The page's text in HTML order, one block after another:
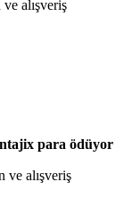
alışveriş
para ödüyor
ve alışveriş